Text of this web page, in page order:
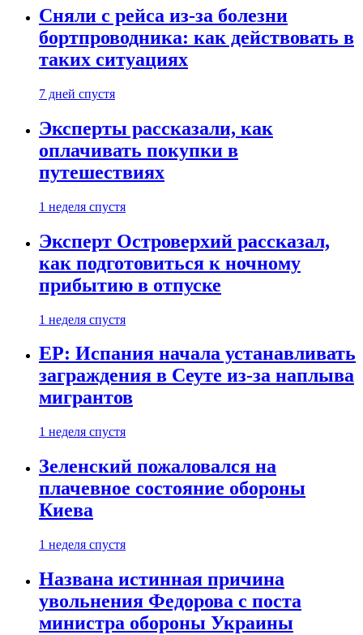
Сняли с рейса из-за болезни
бортпроводника: как действовать в
таких ситуациях
7 дней спустя
Эксперты рассказали, как
оплачивать покупки в
путешествиях
1 неделя спустя
Эксперт Островерхий рассказал,
как подготовиться к ночному
прибытию в отпуске
1 неделя спустя
EP: Испания начала устанавливать
заграждения в Сеуте из-за наплыва
мигрантов
1 неделя спустя
Зеленский пожаловался на
плачевное состояние обороны
Киева
1 неделя спустя
Названа истинная причина
увольнения Федорова с поста
министра обороны Украины